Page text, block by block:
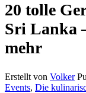
20 tolle
Sri Lanka
mehr
Erstellt von Volker
Events, Die